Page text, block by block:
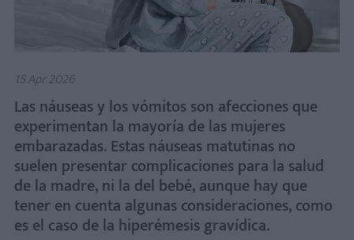
15 Apr 2026
Las náuseas y los vómitos son afecciones que
experimentan la mayoría de las mujeres
embarazadas. Estas náuseas matutinas no
suelen presentar complicaciones para la salud
de la madre, ni la del bebé, aunque hay que
tener en cuenta algunas consideraciones, como
es el caso de la hiperémesis gravídica.